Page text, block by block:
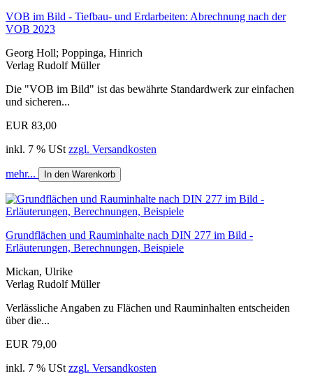
VOB im Bild - Tiefbau- und Erdarbeiten: Abrechnung nach der
VOB 2023
Georg Holl; Poppinga, Hinrich
Verlag Rudolf Müller
Die "VOB im Bild" ist das bewährte Standardwerk zur einfachen
und sicheren...
EUR 83,00
inkl. 7 % USt zzgl. Versandkosten
mehr... In den Warenkorb
Grundflächen und Rauminhalte nach DIN 277 im Bild -
Erläuterungen, Berechnungen, Beispiele
Mickan, Ulrike
Verlag Rudolf Müller
Verlässliche Angaben zu Flächen und Rauminhalten entscheiden
über die...
EUR 79,00
inkl. 7 % USt zzgl. Versandkosten